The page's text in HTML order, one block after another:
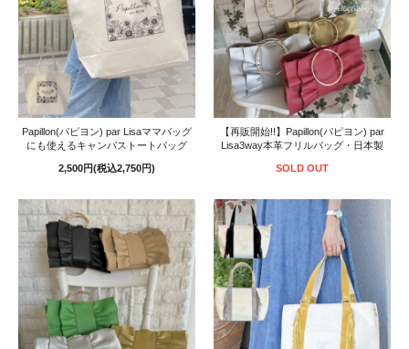
Papillon(パピヨン) par Lisaママバッグ
にも使えるキャンパストートバッグ
2,500円(税込2,750円)
【再販開始!!】Papillon(パピヨン) par
Lisa3way本革フリルバッグ・日本製
SOLD OUT